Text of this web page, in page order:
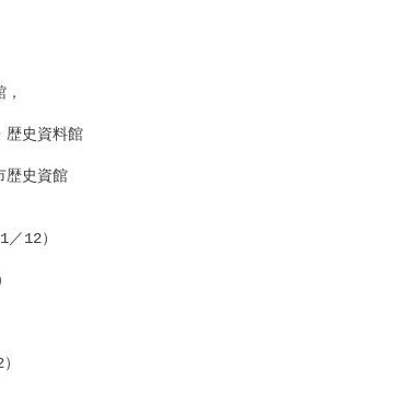
歴史資料館
歴史資館
12）